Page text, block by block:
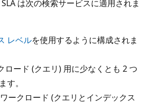
は次の検索サービスに適用されま
レベルを使用するように構成されま
ロード (クエリ) 用に少なくとも 2 つ
す。
ークロード (クエリとインデックス